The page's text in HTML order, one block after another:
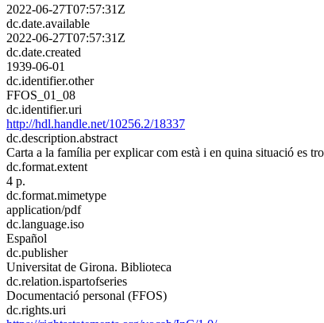
2022-06-27T07:57:31Z
dc.date.available
2022-06-27T07:57:31Z
dc.date.created
1939-06-01
dc.identifier.other
FFOS_01_08
dc.identifier.uri
http://hdl.handle.net/10256.2/18337
dc.description.abstract
Carta a la família per explicar com està i en quina situació es
dc.format.extent
4 p.
dc.format.mimetype
application/pdf
dc.language.iso
Español
dc.publisher
Universitat de Girona. Biblioteca
dc.relation.ispartofseries
Documentació personal (FFOS)
dc.rights.uri